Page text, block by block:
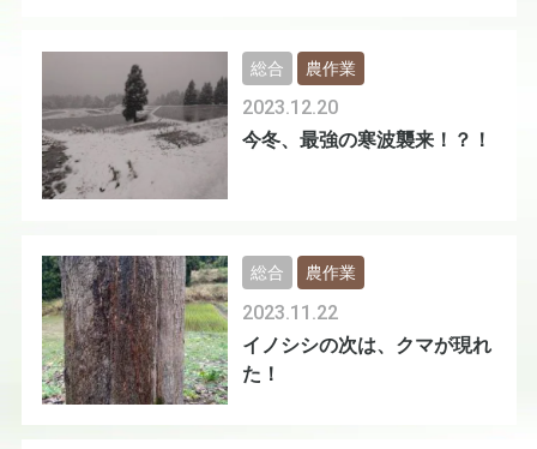
今冬、最強の寒波襲来！？！
2023.12.20
総合 農作業
イノシシの次は、クマが現れ
た！
2023.11.22
総合 農作業